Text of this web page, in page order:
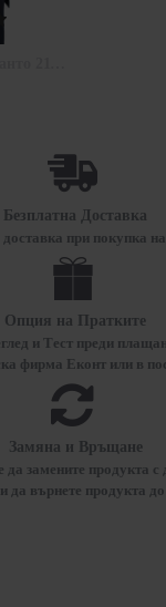
Безплатна Доставка
доставка при покупка
Опция на Пратките
и Тест преди
фирма Еконт или в
Замяна и Връщане
замените продукта с
да върнете продукта